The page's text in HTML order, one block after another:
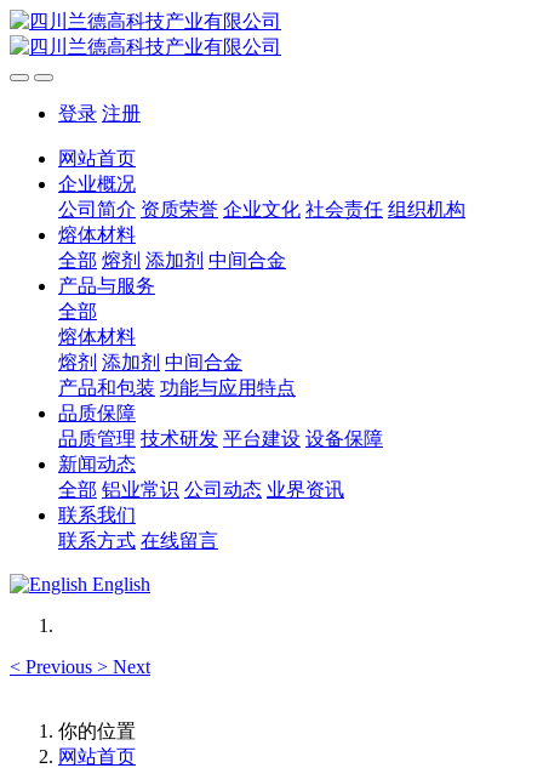
登录 注册
网站首页
企业概况
公司简介 资质荣誉 企业文化 社会责任 组织机构
熔体材料
全部 熔剂 添加剂 中间合金
产品与服务
全部
熔体材料
熔剂 添加剂 中间合金
产品和包装 功能与应用特点
品质保障
品质管理 技术研发 平台建设 设备保障
新闻动态
全部 铝业常识 公司动态 业界资讯
联系我们
联系方式 在线留言
English
< Previous > Next
你的位置
网站首页